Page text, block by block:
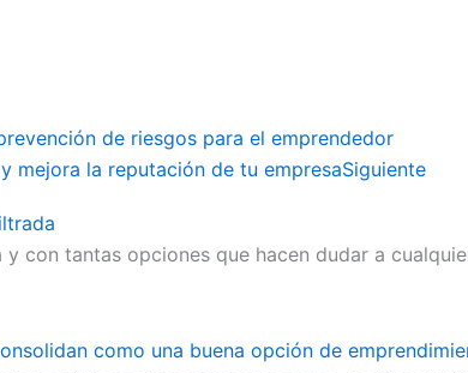
de riesgos para el emprendedor
mejora la reputación de tu empresaSiguiente
y con tantas opciones que hacen dudar a
como una buena opción de